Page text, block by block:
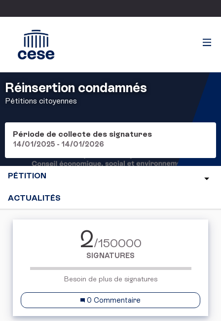
Réinsertion condamnés
Pétitions citoyennes
Période de collecte des signatures
14/01/2025 - 14/01/2026
PÉTITION
ACTUALITÉS
2/150000
SIGNATURES
Besoin de plus de signatures
0 Commentaire